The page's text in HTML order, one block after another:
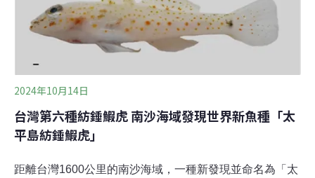
2024年10月14日
台灣第六種紡錘鰕虎 南沙海域發現世界新魚種「太
平島紡錘鰕虎」
距離台灣1600公里的南沙海域，一種新發現並命名為「太